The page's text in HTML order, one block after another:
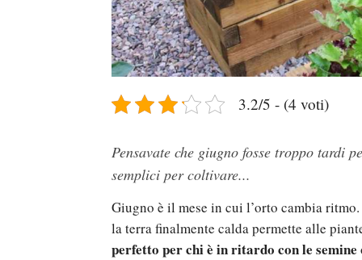
3.2/5 - (4 voti)
Pensavate che giugno fosse troppo tardi
semplici per coltivare...
Giugno è il mese in cui l’orto cambia
la terra finalmente calda permette alle
perfetto per chi è in ritardo con le semine